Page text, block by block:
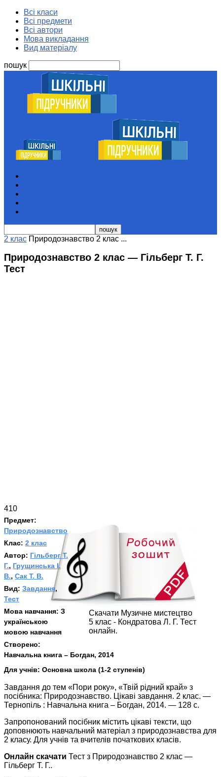
Всі класи
Всі предмети
Всі автори
Мова викладання
Вид матеріалу
пошук
2 клас Природознавство 2 клас ...
Природознавство 2 клас — Гільберг Т. Г.
Тест
410
Скачати Музичне мистецтво
5 клас - Кондратова Л. Г. Тест
онлайн.
Предмет:
Природознавство
Клас: 2 клас
Автор: Гільберг Т.
Г., Грущинська І.
В., Сак Т. В.
Вид: Завдання,
Тест
Мова навчання: З
українською
мовою навчання
Створено:
Навчальна книга – Богдан, 2014
Для учнів: Основна школа (1-2 ступенів)
Завдання до тем «Пори року», «Твій рідний край» з
посібника: Природознавство. Цікаві завдання. 2 клас. —
Тернопіль : Навчальна книга – Богдан, 2014. — 128 с.
Запропонований посібник містить цікаві тексти, що
доповнюють навчальний матеріал з природознавства для
2 класу. Для учнів та вчителів початкових класів.
Онлайн скачати Тест з Природознавство 2 клас —
Гільберг Т. Г..